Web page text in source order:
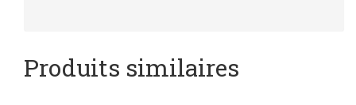
Produits similaires